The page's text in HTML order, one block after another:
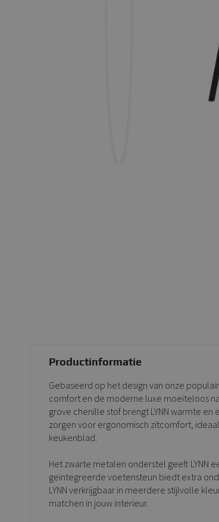
Productinformatie
Gebaseerd op het design van onze
comfort en de moderne luxe moeiteloos
grove chenille stof brengt LYNN warmte
zorgen voor ergonomisch zitcomfort,
keukenblad.
Het zwarte metalen onderstel geeft LYNN
geïntegreerde voetensteun biedt extra
LYNN verkrijgbaar in meerdere stijlvolle
matchen in jouw interieur.